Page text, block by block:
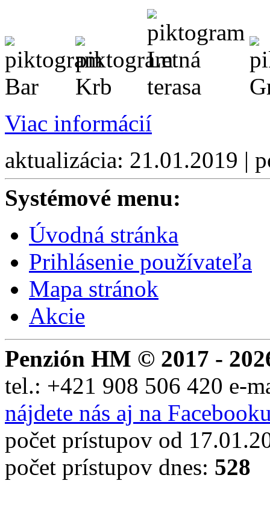
Viac informácií
aktualizácia: 21.01.2019 |
Systémové menu:
Úvodná stránka
Prihlásenie používateľa
Mapa stránok
Akcie
Penzión HM © 2017 -
tel.: +421 908 506 420 e-
nájdete nás aj na
počet prístupov od
počet prístupov dnes: 528